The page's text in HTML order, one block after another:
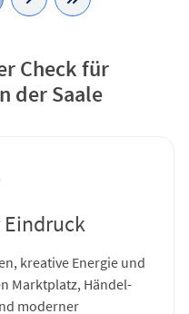
Check für
der Saale
kreative Energie und
Marktplatz, Händel-
moderner